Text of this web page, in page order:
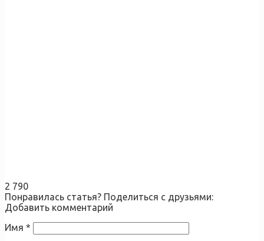
2 790
Понравилась статья? Поделиться с друзьями:
Добавить комментарий
Имя *